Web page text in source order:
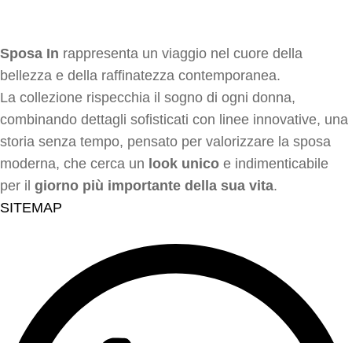
Sposa In rappresenta un viaggio nel cuore della
bellezza e della raffinatezza contemporanea.
La collezione rispecchia il sogno di ogni donna,
combinando dettagli sofisticati con linee innovative, una
storia senza tempo, pensato per valorizzare la sposa
moderna, che cerca un look unico e indimenticabile
per il giorno più importante della sua vita.
SITEMAP